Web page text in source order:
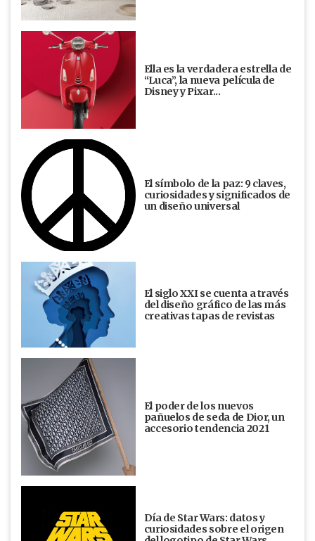
Ella es la verdadera estrella de
“Luca”, la nueva película de
Disney y Pixar...
El símbolo de la paz: 9 claves,
curiosidades y significados de
un diseño universal
El siglo XXI se cuenta a través
del diseño gráfico de las más
creativas tapas de revistas
El poder de los nuevos
pañuelos de seda de Dior, un
accesorio tendencia 2021
Día de Star Wars: datos y
curiosidades sobre el origen